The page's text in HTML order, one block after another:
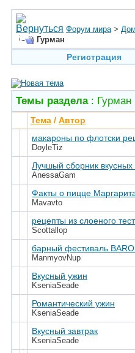
Форум мира >
Гурман
Регистрация
Темы раздела: Гурман
Тема / Автор
макароны по флотски
DoyleTiz
Лучшый сборник
AnessaGam
Факты о пицце
Mavavto
рецепты из слоеного
Scottallop
барный фестиваль
ManmyovNup
Вкусный ужин
KseniaSeade
Романтический ужин
KseniaSeade
Вкусный завтрак
KseniaSeade